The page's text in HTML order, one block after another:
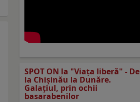
SPOT ON la "Viaţa liberă" - De
la Chișinău la Dunăre.
Galațiul, prin ochii
basarabenilor